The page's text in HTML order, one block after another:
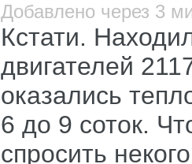
Добавлено через 3
Кстати.
двигателей
оказались
6 до 9 соток.
спросить